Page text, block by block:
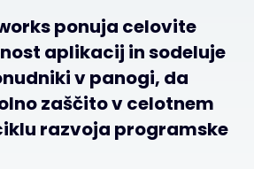
ponuja celovite
aplikacij in sodeluje
v panogi, da
zaščito v celotnem
razvoja programske